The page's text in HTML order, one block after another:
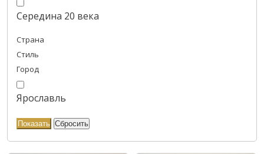
Середина 20 века
Страна
Стиль
Город
Ярославль